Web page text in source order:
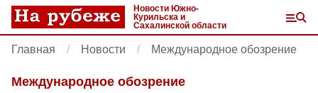
Новости Южно-
Курильска и
Сахалинской области
Главная Новости Международное обозрение
Международное обозрение